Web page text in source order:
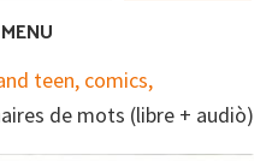
MENU
teen, comics,
de mots (libre + audiò)